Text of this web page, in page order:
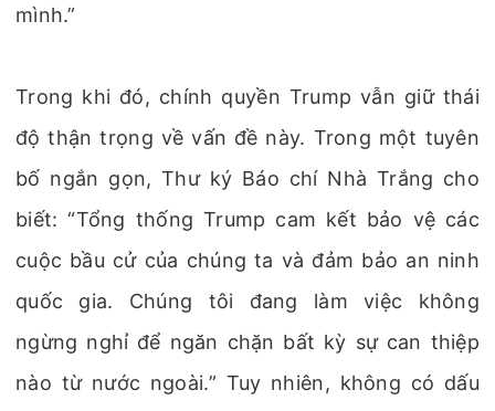
mình.”
Trong khi đó, chính quyền Trump vẫn giữ thái
độ thận trọng về vấn đề này. Trong một tuyên
bố ngắn gọn, Thư ký Báo chí Nhà Trắng cho
biết: “Tổng thống Trump cam kết bảo vệ các
cuộc bầu cử của chúng ta và đảm bảo an ninh
quốc gia. Chúng tôi đang làm việc không
ngừng nghỉ để ngăn chặn bất kỳ sự can thiệp
nào từ nước ngoài.” Tuy nhiên, không có dấu